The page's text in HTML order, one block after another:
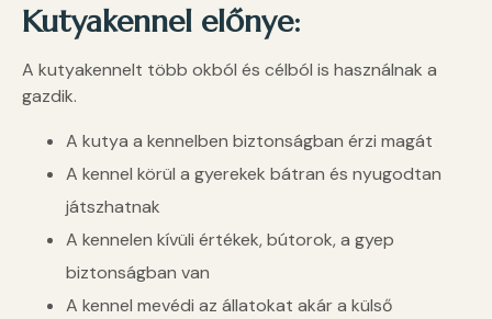
Kutyakennel előnye:
A kutyakennelt több okból és célból is használnak a
gazdik.
A kutya a kennelben biztonságban érzi magát
A kennel körül a gyerekek bátran és nyugodtan
játszhatnak
A kennelen kívüli értékek, bútorok, a gyep
biztonságban van
A kennel mevédi az állatokat akár a külső